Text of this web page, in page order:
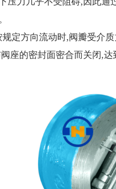
定方向流动时,阀瓣受介
座的密封面密合而关闭,